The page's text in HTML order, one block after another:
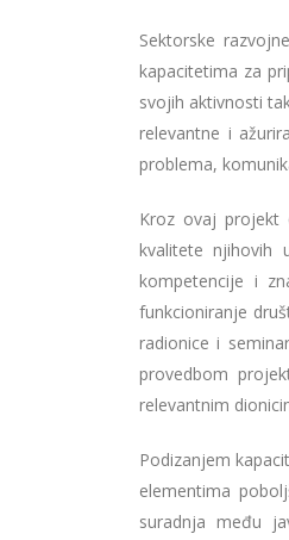
Sektorske
kapacitetima za
svojih aktivnosti
relevantne i
problema,
Kroz ovaj projekt
kvalitete njihovih
kompetencije i
funkcioniranje
radionice i
provedbom
relevantnim
Podizanjem
elementima
suradnja među